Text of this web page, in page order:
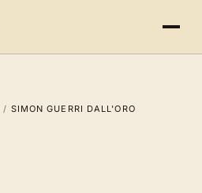
/ SIMON GUERRI DALL'ORO